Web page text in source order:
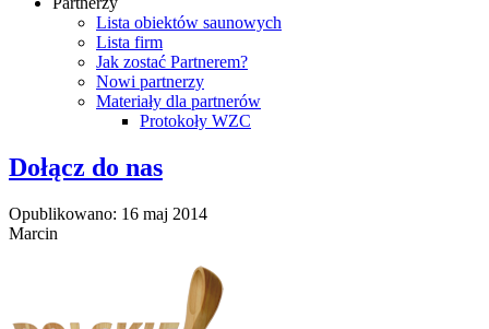
Lista obiektów saunowych
Lista firm
Jak zostać Partnerem?
Nowi partnerzy
Materiały dla partnerów
Protokoły WZC
Dołącz do nas
Opublikowano: 16 maj 2014
Marcin